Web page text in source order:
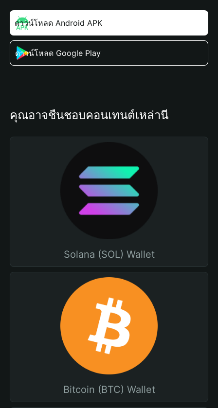
ดาวน์โหลด Android APK
ดาวน์โหลด Google Play
คุณอาจชื่นชอบคอนเทนต์เหล่านี้
Solana (SOL) Wallet
Bitcoin (BTC) Wallet